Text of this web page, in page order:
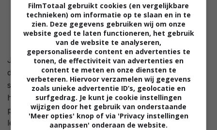
Jun, Akari, Sakurako en Fumi zijn vier vriendinnen in
de dertig. Als één van hen besluit van haar man te
scheiden, blijkt dat een grote invloed op de levens van
het viertal te hebben. Hun vriendschap wordt op de
proef gesteld terwijl ze alle vier hun keuzes in het
leven opnieuw overwegen.
FilmTotaal gebruikt cookies (en vergelijkbare
technieken) om informatie op te slaan en in te
zien. Deze gegevens gebruiken wij om onze
website goed te laten functioneren, het gebruik
van de website te analyseren,
gepersonaliseerde content en advertenties te
tonen, de effectiviteit van advertenties en
content te meten en onze diensten te
verbeteren. Hiervoor verzamelen wij gegevens
zoals unieke advertentie ID’s, geolocatie en
surfgedrag. Je kunt je cookie instellingen
wijzigen door het gebruik van onderstaande
'Meer opties' knop of via 'Privacy instellingen
aanpassen' onderaan de website.